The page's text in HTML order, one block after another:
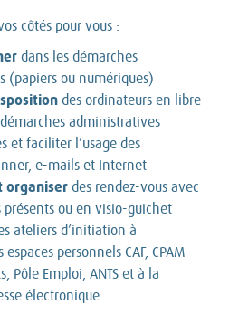
côtés pour vous :
dans les démarches
(papiers ou numériques)
des ordinateurs en libre
administratives
et faciliter l’usage des
e-mails et Internet
organiser des rendez-vous avec
présents ou en visio-guichet
ateliers d’initiation à
espaces personnels CAF, CPAM
Pôle Emploi, ANTS et à la
électronique.